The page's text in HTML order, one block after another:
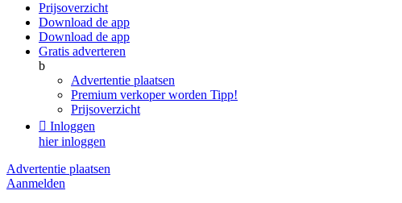
Prijsoverzicht
Download de app
Download de app
Gratis adverteren
b
Advertentie plaatsen
Premium verkoper worden Tipp!
Prijsoverzicht
 Inloggen
hier inloggen
Advertentie plaatsen
Aanmelden